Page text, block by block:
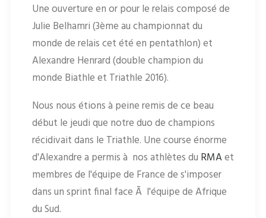
Une ouverture en or pour le relais composé de
Julie Belhamri (3ème au championnat du
monde de relais cet été en pentathlon) et
Alexandre Henrard (double champion du
monde Biathle et Triathle 2016).
Nous nous étions à peine remis de ce beau
début le jeudi que notre duo de champions
récidivait dans le Triathle. Une course énorme
d'Alexandre a permis à nos athlètes du RMAet
membres de l'équipe de France de s'imposer
dans un sprint final face Ã l'équipe de Afrique
du Sud.